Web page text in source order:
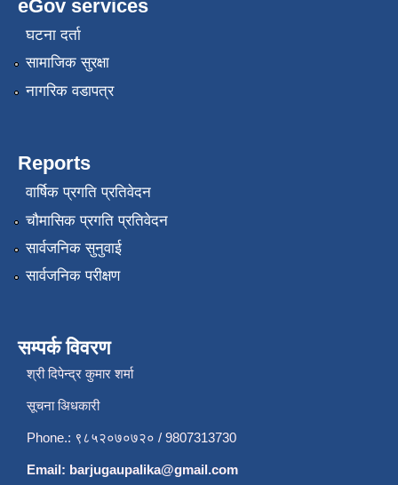
eGov services
घटना दर्ता
सामाजिक सुरक्षा
नागरिक वडापत्र
Reports
वार्षिक प्रगति प्रतिवेदन
चौमासिक प्रगति प्रतिवेदन
सार्वजनिक सुनुवाई
सार्वजनिक परीक्षण
सम्पर्क विवरण
श्री दिपेन्द्र कुमार शर्मा
सूचना अिधकारी
Phone.: ९८५२०७०७२० / 9807313730
Email: barjugaupalika@gmail.com